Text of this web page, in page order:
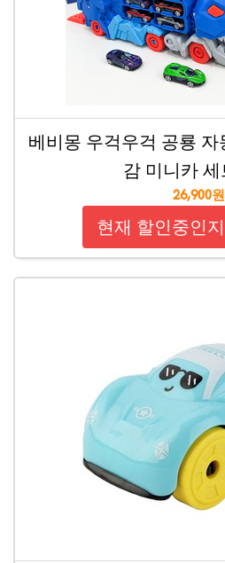
베비몽 우걱우걱 공룡
감 미니카 세
26,900원
현재 할인중인